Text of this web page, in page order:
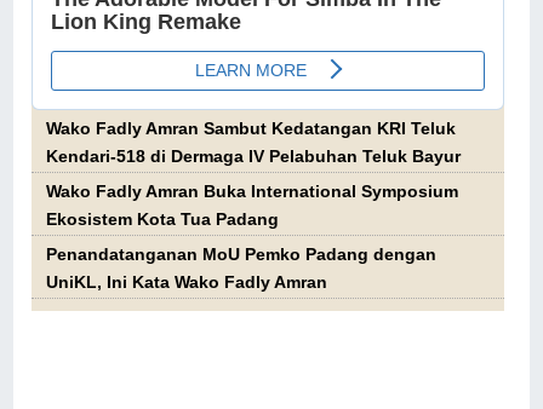
Wako Fadly Amran Sambut Kedatangan KRI Teluk
Kendari-518 di Dermaga IV Pelabuhan Teluk Bayur
Wako Fadly Amran Buka International Symposium
Ekosistem Kota Tua Padang
Penandatanganan MoU Pemko Padang dengan
UniKL, Ini Kata Wako Fadly Amran